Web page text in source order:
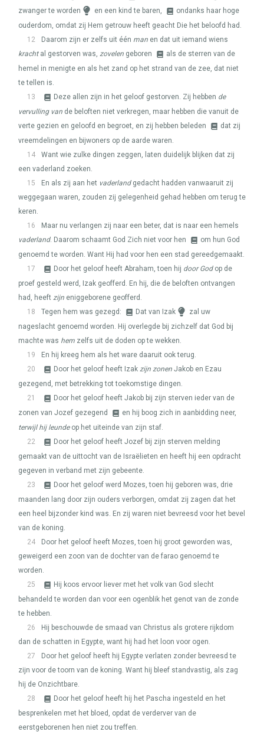
zwanger te worden
en een kind te baren,
ondanks haar hoge
ouderdom, omdat zij Hem getrouw heeft geacht Die het beloofd had.
12
Daarom zijn er zelfs uit één man en dat uit iemand wiens
krachtal gestorven was, zovelen geboren
als de sterren van de
hemel in menigte en als het zand op het strand van de zee, dat niet
te tellen is.
13
Deze allen zijn in het geloof gestorven. Zij hebben de
vervulling van de beloften niet verkregen, maar hebben die vanuit de
verte gezien en geloofd en begroet, en zij hebben beleden
dat zij
vreemdelingen en bijwoners op de aarde waren.
14
Want wie zulke dingen zeggen, laten duidelijk blijken dat zij
een vaderland zoeken.
15
En als zij aan het vaderlandgedacht hadden vanwaaruit zij
weggegaan waren, zouden zij gelegenheid gehad hebben om terug te
keren.
16
Maar nu verlangen zij naar een beter, dat is naar een hemels
vaderland. Daarom schaamt God Zich niet voor hen
om hun God
genoemd te worden. Want Hij had voor hen een stad gereedgemaakt.
17
Door het geloof heeft Abraham, toen hij door Godop de
proef gesteld werd, Izak geofferd. En hij, die de beloften ontvangen
had, heeft zijn eniggeborene geofferd.
18
Tegen hem was gezegd: Dat van Izak
zal uw
nageslacht genoemd worden. Hij overlegde bij zichzelf dat God bij
machte was hem zelfs uit de doden op te wekken.
19
En hij kreeg hem als het ware daaruit ook terug.
20
Door het geloof heeft Izak zijn zonen Jakob en Ezau
gezegend, met betrekking tot toekomstige dingen.
21
Door het geloof heeft Jakob bij zijn sterven ieder van de
zonen van Jozef gezegend
en hij boog zich in aanbidding neer,
terwijl hij leundeop het uiteinde van zijn staf.
22
Door het geloof heeft Jozef bij zijn sterven melding
gemaakt van de uittocht van de Israëlieten en heeft hij een opdracht
gegeven in verband met zijn gebeente.
23
Door het geloof werd Mozes, toen hij geboren was, drie
maanden lang door zijn ouders verborgen, omdat zij zagen dat het
een heel bijzonder kind was. En zij waren niet bevreesd voor het bevel
van de koning.
24
Door het geloof heeft Mozes, toen hij groot geworden was,
geweigerd een zoon van de dochter van de farao genoemd te
worden.
25
Hij koos ervoor liever met het volk van God slecht
behandeld te worden dan voor een ogenblik het genot van de zonde
te hebben.
26
Hij beschouwde de smaad van Christus als grotere rijkdom
dan de schatten in Egypte, want hij had het loon voor ogen.
27
Door het geloof heeft hij Egypte verlaten zonder bevreesd te
zijn voor de toorn van de koning. Want hij bleef standvastig, als zag
hij de Onzichtbare.
28
Door het geloof heeft hij het Pascha ingesteld en het
besprenkelen met het bloed, opdat de verderver van de
eerstgeborenen hen niet zou treffen.